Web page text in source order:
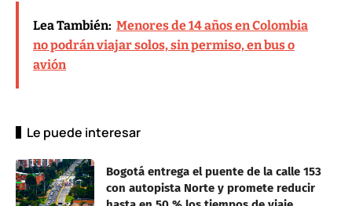
Lea También: Menores de 14 años en Colombia
no podrán viajar solos, sin permiso, en bus o
avión
Le puede interesar
Bogotá entrega el puente de la calle 153
con autopista Norte y promete reducir